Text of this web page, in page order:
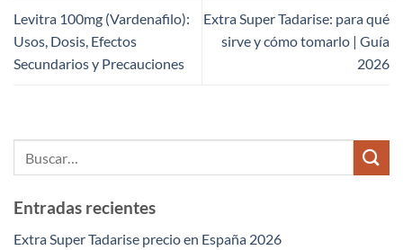
Levitra 100mg (Vardenafilo):
Usos, Dosis, Efectos
Secundarios y Precauciones
Extra Super Tadarise: para qué
sirve y cómo tomarlo | Guía
2026
Entradas recientes
Extra Super Tadarise precio en España 2026